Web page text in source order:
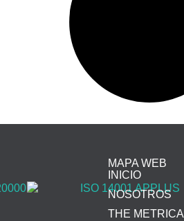
MAPA WEB
INICIO
NOSOTROS
THE METRICA